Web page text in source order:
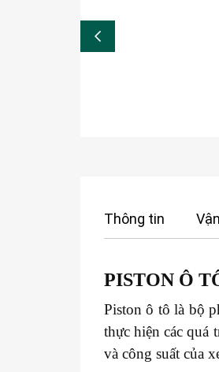
Thông tin
PISTON Ô
Piston ô tô là bộ
thực hiện các quá
và công suất của